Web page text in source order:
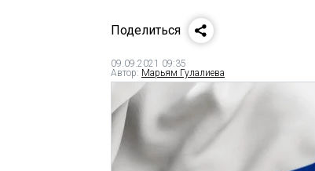
Поделиться
09.09.2021 09:35
Автор: Марьям Гулалиева